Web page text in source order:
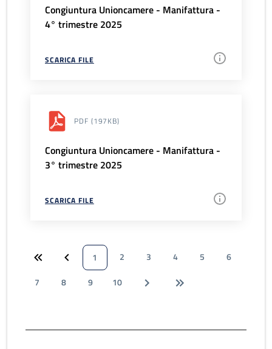
Congiuntura Unioncamere - Manifattura -
4° trimestre 2025
SCARICA FILE
PDF (197KB)
Congiuntura Unioncamere - Manifattura -
3° trimestre 2025
SCARICA FILE
1 2 3 4 5
6
7
8 9 10